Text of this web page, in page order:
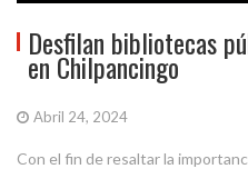
Desfilan bibliotecas
en Chilpancingo
Abril 24, 2024
Con el fin de resaltar la